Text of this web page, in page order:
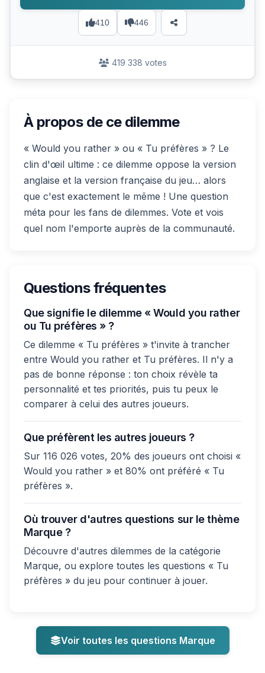
410 446
419 338 votes
À propos de ce dilemme
« Would you rather » ou « Tu préfères » ? Le
clin d'œil ultime : ce dilemme oppose la version
anglaise et la version française du jeu… alors
que c'est exactement le même ! Une question
méta pour les fans de dilemmes. Vote et vois
quel nom l'emporte auprès de la communauté.
Questions fréquentes
Que signifie le dilemme « Would you rather
ou Tu préfères » ?
Ce dilemme « Tu préfères » t'invite à trancher
entre Would you rather et Tu préfères. Il n'y a
pas de bonne réponse : ton choix révèle ta
personnalité et tes priorités, puis tu peux le
comparer à celui des autres joueurs.
Que préfèrent les autres joueurs ?
Sur 116 026 votes, 20% des joueurs ont choisi «
Would you rather » et 80% ont préféré « Tu
préfères ».
Où trouver d'autres questions sur le thème
Marque ?
Découvre d'autres dilemmes de la catégorie
Marque, ou explore toutes les questions « Tu
préfères » du jeu pour continuer à jouer.
Voir toutes les questions Marque